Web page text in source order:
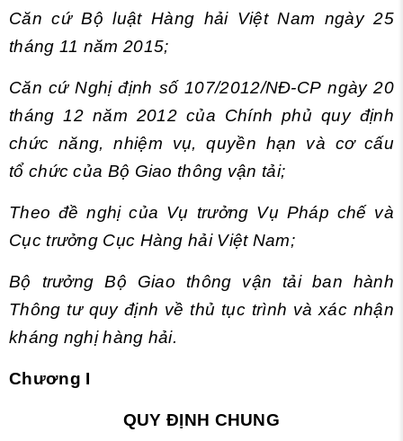
Căn cứBộluậtHàng hải Việt Nam ngày 25
tháng 11 năm 2015;
Căn cứ Nghị định số 107/2012/NĐ-CP ngày 20
tháng 12 năm 2012 của Chính phủ quy định
chức năng, nhiệm vụ, quyền hạn và cơ cấu
tổ chức của Bộ Giao thông vận tải;
Theo đề nghị của Vụ trưởng Vụ Pháp chế và
Cục trưởng Cục Hàng hải Việt Nam;
Bộ trưởng Bộ Giao thông vận tải ban hành
Thông tư quy định về thủ tục trình và xác nhận
kháng nghị hàng hải.
Chương I
QUY ĐỊNH CHUNG